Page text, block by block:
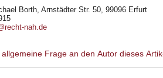
Borth, Arnstädter Str. 50, 99096 Erfurt
nah.de